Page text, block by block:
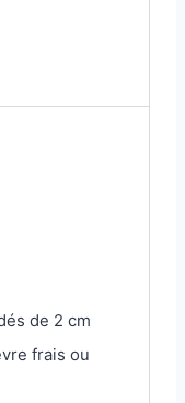
de 2 cm
frais ou